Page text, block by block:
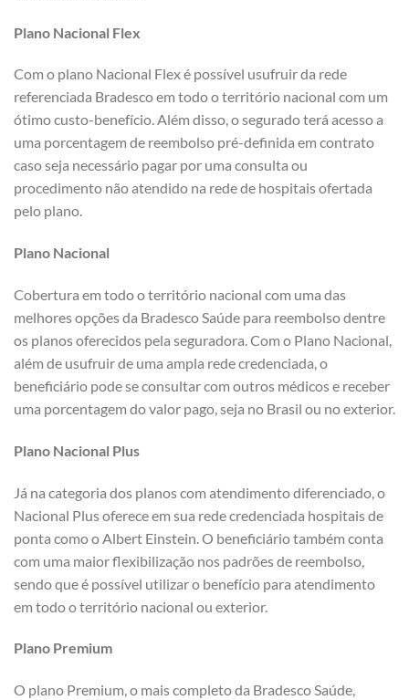
Plano Nacional Flex
Com o plano Nacional Flex é possível usufruir da rede
referenciada Bradesco em todo o território nacional com um
ótimo custo-benefício. Além disso, o segurado terá acesso a
uma porcentagem de reembolso pré-definida em contrato
caso seja necessário pagar por uma consulta ou
procedimento não atendido na rede de hospitais ofertada
pelo plano.
Plano Nacional
Cobertura em todo o território nacional com uma das
melhores opções da Bradesco Saúde para reembolso dentre
os planos oferecidos pela seguradora. Com o Plano Nacional,
além de usufruir de uma ampla rede credenciada, o
beneficiário pode se consultar com outros médicos e receber
uma porcentagem do valor pago, seja no Brasil ou no exterior.
Plano Nacional Plus
Já na categoria dos planos com atendimento diferenciado, o
Nacional Plus oferece em sua rede credenciada hospitais de
ponta como o Albert Einstein. O beneficiário também conta
com uma maior flexibilização nos padrões de reembolso,
sendo que é possível utilizar o benefício para atendimento
em todo o território nacional ou exterior.
Plano Premium
O plano Premium, o mais completo da Bradesco Saúde,